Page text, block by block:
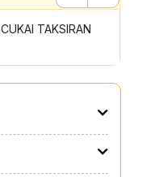
SUMBANGAN INSENTIF